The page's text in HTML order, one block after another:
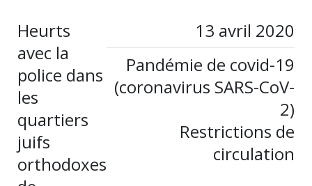
Heurts
avec la
police dans
les
quartiers
juifs
orthodoxes
13 avril 2020
Pandémie de covid-19
(coronavirus SARS-CoV-
2)
Restrictions de
circulation